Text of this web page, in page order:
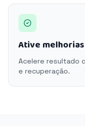
Ative
Acelere resultado
e recuperação.